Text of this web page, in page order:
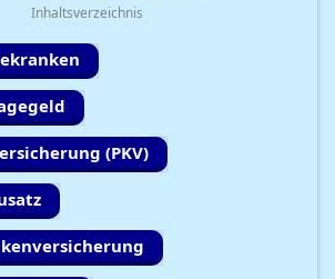
Inhaltsverzeichnis
(PKV)